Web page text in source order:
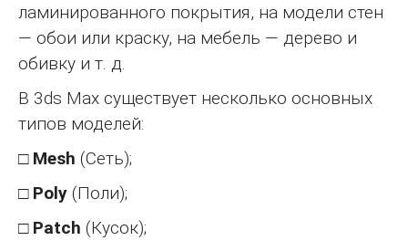
ламинированного покрытия, на модели стен
— обои или краску, на мебель — дерево и
обивку и т. д.
В 3ds Max существует несколько основных
типов моделей:
□ Mesh (Сеть);
□ Poly (Поли);
□ Patch (Кусок);